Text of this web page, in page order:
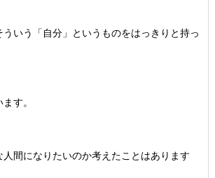
いう「自分」というものをはっきりと持っ
す。
人間になりたいのか考えたことはあります